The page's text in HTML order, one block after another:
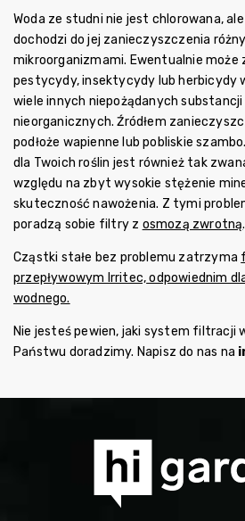
Woda ze studni nie jest chlorowana,
dochodzi do jej zanieczyszczenia
mikroorganizmami. Ewentualnie może
pestycydy, insektycydy lub herbicydy
wiele innych niepożądanych
nieorganicznych. Źródłem
podłoże wapienne lub pobliskie
dla Twoich roślin jest również tak
względu na zbyt wysokie stężenie
skuteczność nawożenia. Z tymi
poradzą sobie filtry z osmozą zwrotną.
Cząstki stałe bez problemu zatrzyma
przepływowym Irritec,odpowiednim
wodnego.
Nie jesteś pewien, jaki system filtracji
Państwu doradzimy. Napisz do nas na